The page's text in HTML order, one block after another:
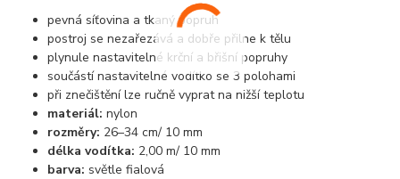
pevná síťovina a tkaný popruh
postroj se nezařezává a dobře přilne k tělu
plynule nastavitelné krční a břišní popruhy
součástí nastavitelné vodítko se 3 polohami
při znečištění lze ručně vyprat na nižší teplotu
materiál: nylon
rozměry: 26–34 cm/ 10 mm
délka vodítka: 2,00 m/ 10 mm
barva: světle fialová